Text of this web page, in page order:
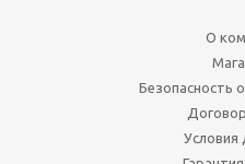
О
Безопасность
Условия